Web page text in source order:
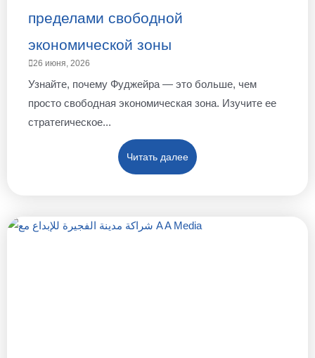
пределами свободной
экономической зоны
26 июня, 2026
Узнайте, почему Фуджейра — это больше, чем
просто свободная экономическая зона. Изучите ее
стратегическое...
Читать далее